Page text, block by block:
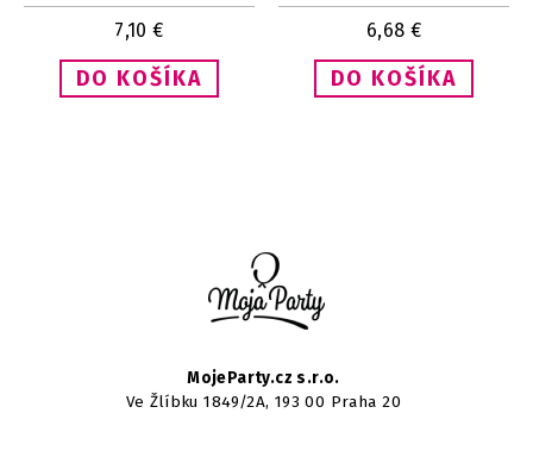
7,10 € 6,68 €
MojeParty.cz s.r.o.
Ve Žlíbku 1849/2A, 193 00 Praha 20